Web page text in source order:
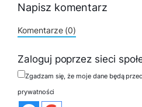
Napisz komentarz
Komentarze (0)
Zaloguj poprzez sieci
Zgadzam się, że moje dane będą
prywatności